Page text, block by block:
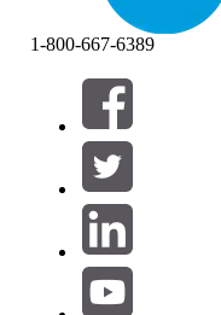
Filtros (0)
SELECCIONAR FILTROS
Área de productos
1-800-667-6389